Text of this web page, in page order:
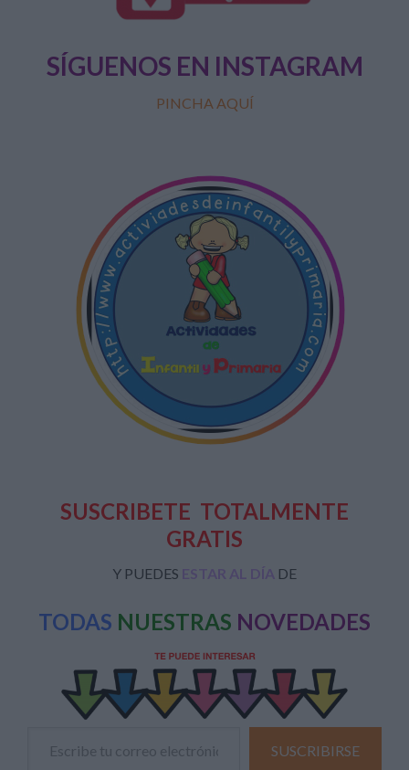
SÍGUENOS EN INSTAGRAM
PINCHA AQUÍ
SUSCRIBETE TOTALMENTE
GRATIS
Y PUEDES ESTAR AL DÍA DE
TODAS NUESTRAS NOVEDADES
Escribe tu correo electrónico…
SUSCRIBIRSE